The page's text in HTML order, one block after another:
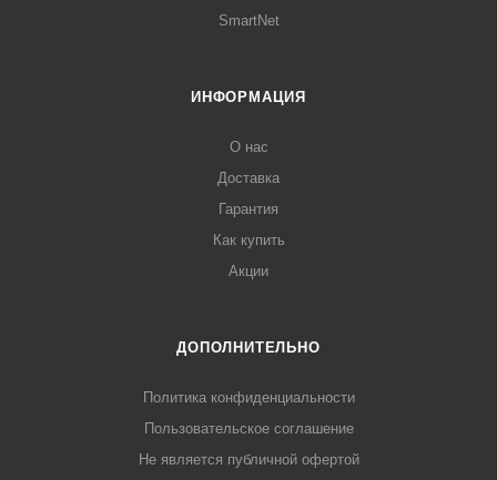
SmartNet
ИНФОРМАЦИЯ
О нас
Доставка
Гарантия
Как купить
Акции
ДОПОЛНИТЕЛЬНО
Политика конфиденциальности
Пользовательское соглашение
Не является публичной офертой